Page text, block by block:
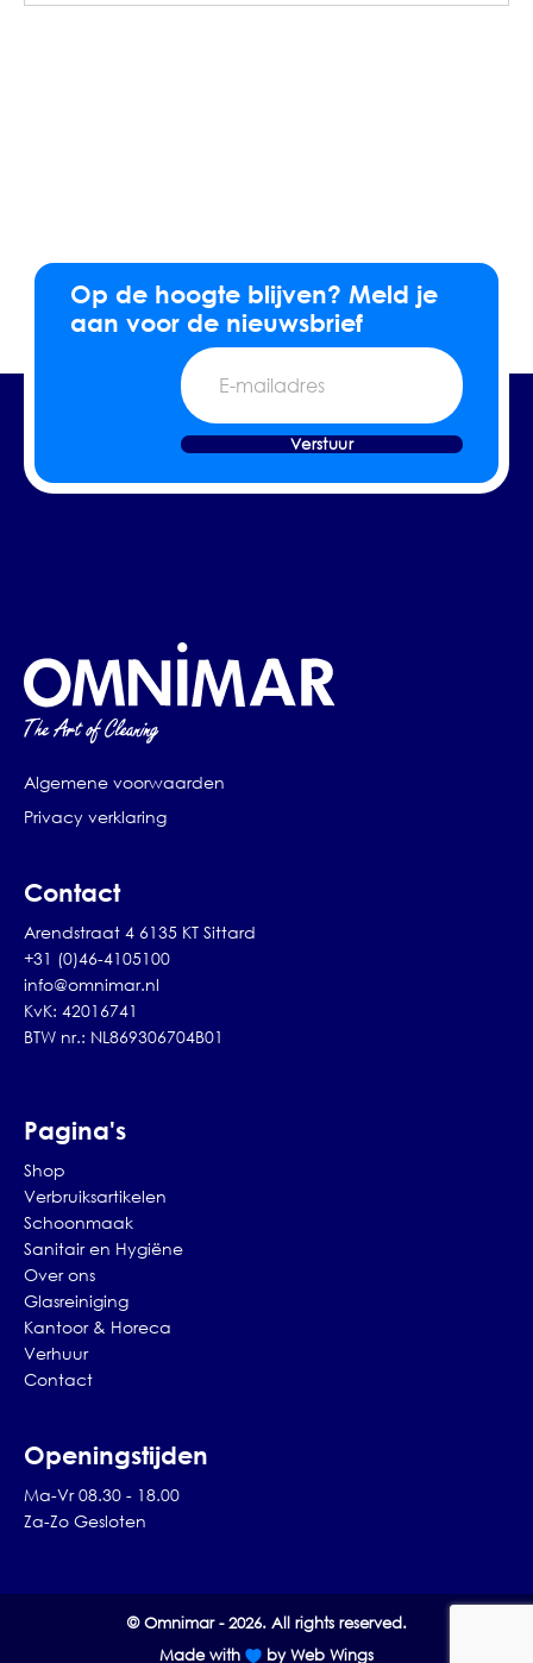
Op de hoogte blijven? Meld je
aan voor de nieuwsbrief
E-
mailadres
Verstuur
Algemene voorwaarden
Privacy verklaring
Contact
Arendstraat 4 6135 KT Sittard
+31 (0)46-4105100
info@omnimar.nl
KvK: 42016741
BTW nr.: NL869306704B01
Pagina's
Shop
Verbruiksartikelen
Schoonmaak
Sanitair en Hygiëne
Over ons
Glasreiniging
Kantoor & Horeca
Verhuur
Contact
Openingstijden
Ma-Vr 08.30 - 18.00
Za-Zo Gesloten
© Omnimar - 2026. All rights reserved.
Made with
by Web Wings